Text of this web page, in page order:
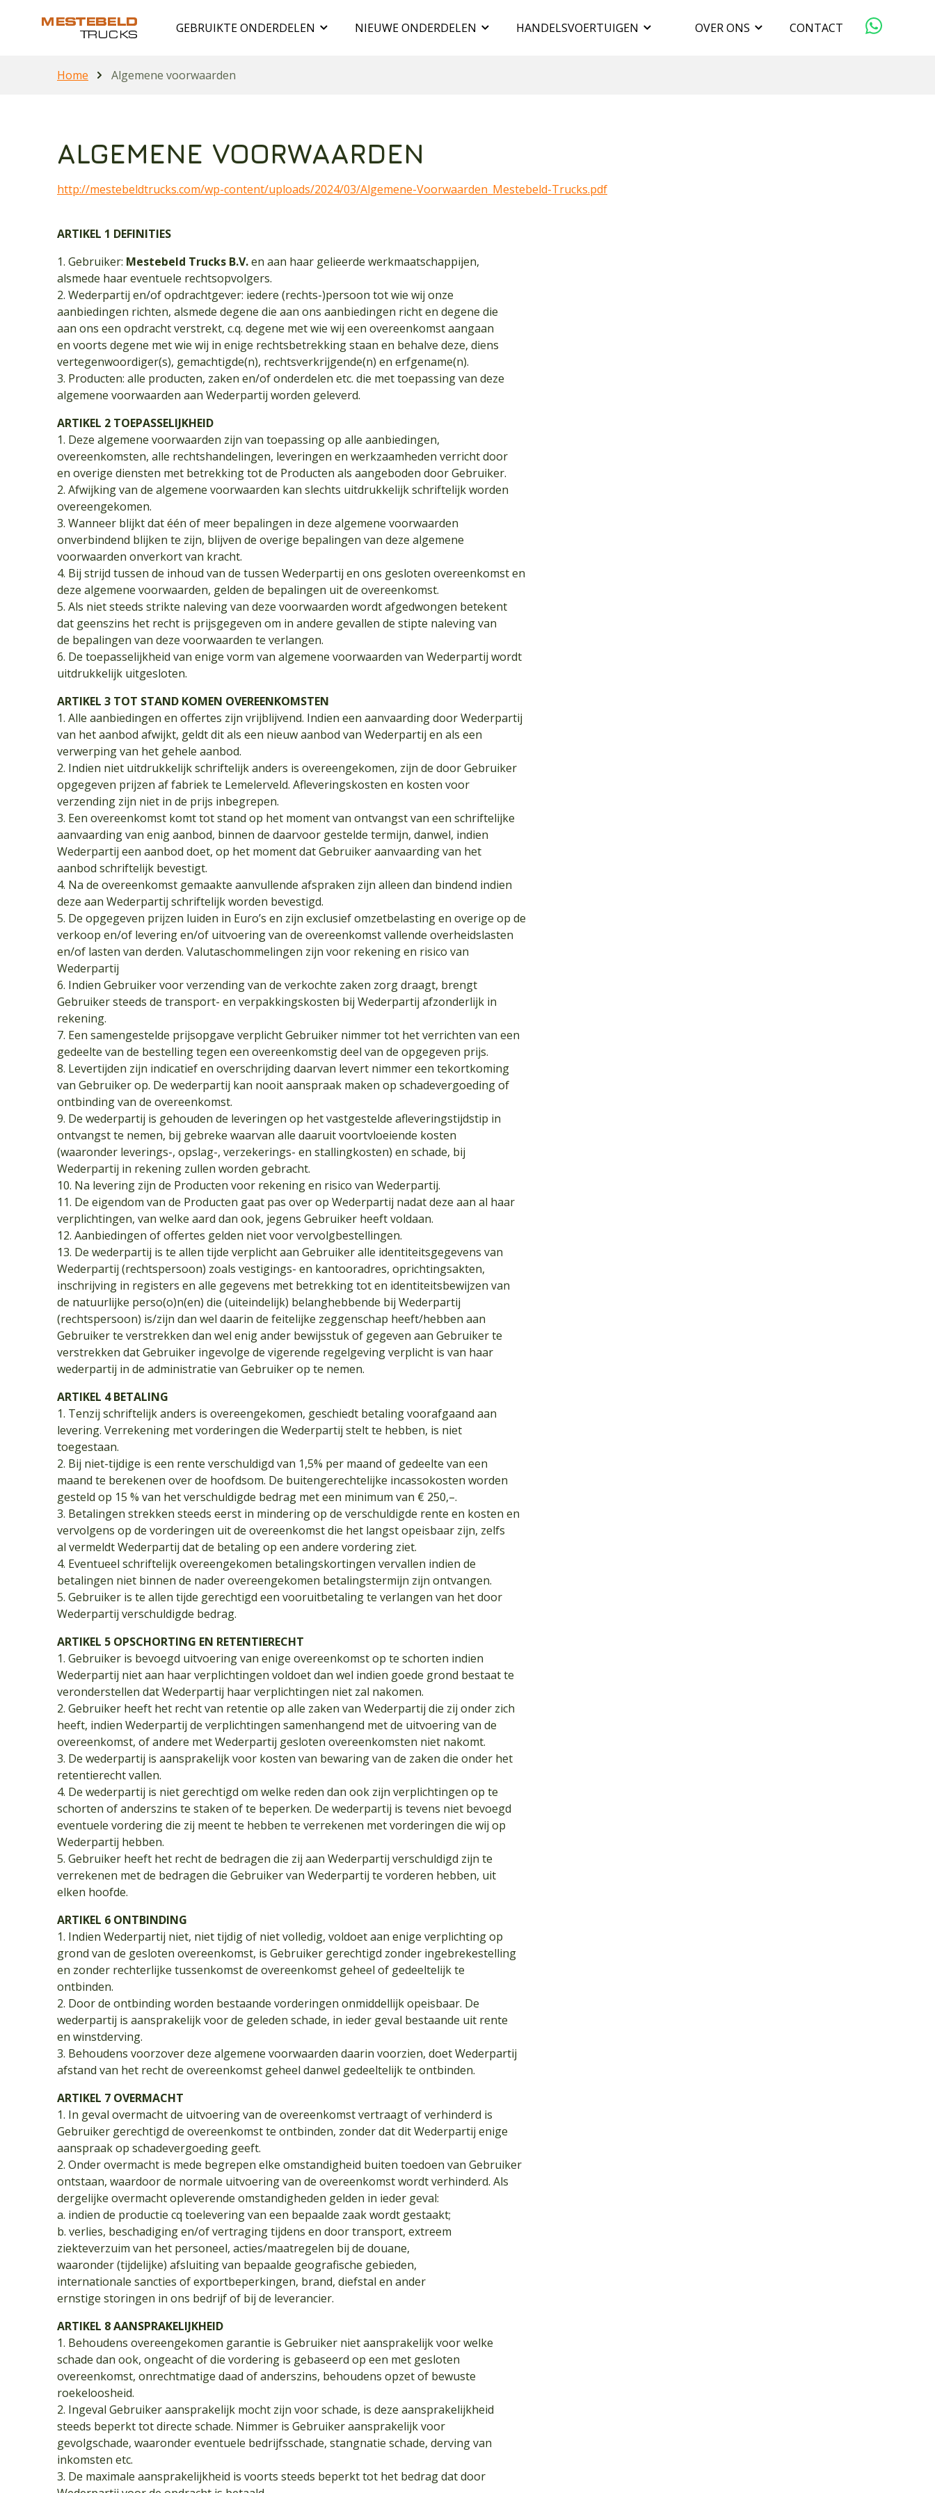
GEBRUIKTE ONDERDELEN NIEUWE ONDERDELEN HANDELSVOERTUIGEN OVER ONS CONTACT
Home Algemene voorwaarden
ALGEMENE VOORWAARDEN
http://mestebeldtrucks.com/wp-content/uploads/2024/03/Algemene-Voorwaarden_Mestebeld-Trucks.pdf
ARTIKEL 1 DEFINITIES
1. Gebruiker: Mestebeld Trucks B.V.en aan haar gelieerde werkmaatschappijen,
alsmede haar eventuele rechtsopvolgers.
2. Wederpartij en/of opdrachtgever: iedere (rechts-)persoon tot wie wij onze
aanbiedingen richten, alsmede degene die aan ons aanbiedingen richt en degene die
aan ons een opdracht verstrekt, c.q. degene met wie wij een overeenkomst aangaan
en voorts degene met wie wij in enige rechtsbetrekking staan en behalve deze, diens
vertegenwoordiger(s), gemachtigde(n), rechtsverkrijgende(n) en erfgename(n).
3. Producten: alle producten, zaken en/of onderdelen etc. die met toepassing van deze
algemene voorwaarden aan Wederpartij worden geleverd.
ARTIKEL 2 TOEPASSELIJKHEID
1. Deze algemene voorwaarden zijn van toepassing op alle aanbiedingen,
overeenkomsten, alle rechtshandelingen, leveringen en werkzaamheden verricht door
en overige diensten met betrekking tot de Producten als aangeboden door Gebruiker.
2. Afwijking van de algemene voorwaarden kan slechts uitdrukkelijk schriftelijk worden
overeengekomen.
3. Wanneer blijkt dat één of meer bepalingen in deze algemene voorwaarden
onverbindend blijken te zijn, blijven de overige bepalingen van deze algemene
voorwaarden onverkort van kracht.
4. Bij strijd tussen de inhoud van de tussen Wederpartij en ons gesloten overeenkomst en
deze algemene voorwaarden, gelden de bepalingen uit de overeenkomst.
5. Als niet steeds strikte naleving van deze voorwaarden wordt afgedwongen betekent
dat geenszins het recht is prijsgegeven om in andere gevallen de stipte naleving van
de bepalingen van deze voorwaarden te verlangen.
6. De toepasselijkheid van enige vorm van algemene voorwaarden van Wederpartij wordt
uitdrukkelijk uitgesloten.
ARTIKEL 3 TOT STAND KOMEN OVEREENKOMSTEN
1. Alle aanbiedingen en offertes zijn vrijblijvend. Indien een aanvaarding door Wederpartij
van het aanbod afwijkt, geldt dit als een nieuw aanbod van Wederpartij en als een
verwerping van het gehele aanbod.
2. Indien niet uitdrukkelijk schriftelijk anders is overeengekomen, zijn de door Gebruiker
opgegeven prijzen af fabriek te Lemelerveld. Afleveringskosten en kosten voor
verzending zijn niet in de prijs inbegrepen.
3. Een overeenkomst komt tot stand op het moment van ontvangst van een schriftelijke
aanvaarding van enig aanbod, binnen de daarvoor gestelde termijn, danwel, indien
Wederpartij een aanbod doet, op het moment dat Gebruiker aanvaarding van het
aanbod schriftelijk bevestigt.
4. Na de overeenkomst gemaakte aanvullende afspraken zijn alleen dan bindend indien
deze aan Wederpartij schriftelijk worden bevestigd.
5. De opgegeven prijzen luiden in Euro’s en zijn exclusief omzetbelasting en overige op de
verkoop en/of levering en/of uitvoering van de overeenkomst vallende overheidslasten
en/of lasten van derden. Valutaschommelingen zijn voor rekening en risico van
Wederpartij
6. Indien Gebruiker voor verzending van de verkochte zaken zorg draagt, brengt
Gebruiker steeds de transport- en verpakkingskosten bij Wederpartij afzonderlijk in
rekening.
7. Een samengestelde prijsopgave verplicht Gebruiker nimmer tot het verrichten van een
gedeelte van de bestelling tegen een overeenkomstig deel van de opgegeven prijs.
8. Levertijden zijn indicatief en overschrijding daarvan levert nimmer een tekortkoming
van Gebruiker op. De wederpartij kan nooit aanspraak maken op schadevergoeding of
ontbinding van de overeenkomst.
9. De wederpartij is gehouden de leveringen op het vastgestelde afleveringstijdstip in
ontvangst te nemen, bij gebreke waarvan alle daaruit voortvloeiende kosten
(waaronder leverings-, opslag-, verzekerings- en stallingkosten) en schade, bij
Wederpartij in rekening zullen worden gebracht.
10. Na levering zijn de Producten voor rekening en risico van Wederpartij.
11. De eigendom van de Producten gaat pas over op Wederpartij nadat deze aan al haar
verplichtingen, van welke aard dan ook, jegens Gebruiker heeft voldaan.
12. Aanbiedingen of offertes gelden niet voor vervolgbestellingen.
13. De wederpartij is te allen tijde verplicht aan Gebruiker alle identiteitsgegevens van
Wederpartij (rechtspersoon) zoals vestigings- en kantooradres, oprichtingsakten,
inschrijving in registers en alle gegevens met betrekking tot en identiteitsbewijzen van
de natuurlijke perso(o)n(en) die (uiteindelijk) belanghebbende bij Wederpartij
(rechtspersoon) is/zijn dan wel daarin de feitelijke zeggenschap heeft/hebben aan
Gebruiker te verstrekken dan wel enig ander bewijsstuk of gegeven aan Gebruiker te
verstrekken dat Gebruiker ingevolge de vigerende regelgeving verplicht is van haar
wederpartij in de administratie van Gebruiker op te nemen.
ARTIKEL 4 BETALING
1. Tenzij schriftelijk anders is overeengekomen, geschiedt betaling voorafgaand aan
levering. Verrekening met vorderingen die Wederpartij stelt te hebben, is niet
toegestaan.
2. Bij niet-tijdige is een rente verschuldigd van 1,5% per maand of gedeelte van een
maand te berekenen over de hoofdsom. De buitengerechtelijke incassokosten worden
gesteld op 15 % van het verschuldigde bedrag met een minimum van € 250,–.
3. Betalingen strekken steeds eerst in mindering op de verschuldigde rente en kosten en
vervolgens op de vorderingen uit de overeenkomst die het langst opeisbaar zijn, zelfs
al vermeldt Wederpartij dat de betaling op een andere vordering ziet.
4. Eventueel schriftelijk overeengekomen betalingskortingen vervallen indien de
betalingen niet binnen de nader overeengekomen betalingstermijn zijn ontvangen.
5. Gebruiker is te allen tijde gerechtigd een vooruitbetaling te verlangen van het door
Wederpartij verschuldigde bedrag.
ARTIKEL 5 OPSCHORTING EN RETENTIERECHT
1. Gebruiker is bevoegd uitvoering van enige overeenkomst op te schorten indien
Wederpartij niet aan haar verplichtingen voldoet dan wel indien goede grond bestaat te
veronderstellen dat Wederpartij haar verplichtingen niet zal nakomen.
2. Gebruiker heeft het recht van retentie op alle zaken van Wederpartij die zij onder zich
heeft, indien Wederpartij de verplichtingen samenhangend met de uitvoering van de
overeenkomst, of andere met Wederpartij gesloten overeenkomsten niet nakomt.
3. De wederpartij is aansprakelijk voor kosten van bewaring van de zaken die onder het
retentierecht vallen.
4. De wederpartij is niet gerechtigd om welke reden dan ook zijn verplichtingen op te
schorten of anderszins te staken of te beperken. De wederpartij is tevens niet bevoegd
eventuele vordering die zij meent te hebben te verrekenen met vorderingen die wij op
Wederpartij hebben.
5. Gebruiker heeft het recht de bedragen die zij aan Wederpartij verschuldigd zijn te
verrekenen met de bedragen die Gebruiker van Wederpartij te vorderen hebben, uit
elken hoofde.
ARTIKEL 6 ONTBINDING
1. Indien Wederpartij niet, niet tijdig of niet volledig, voldoet aan enige verplichting op
grond van de gesloten overeenkomst, is Gebruiker gerechtigd zonder ingebrekestelling
en zonder rechterlijke tussenkomst de overeenkomst geheel of gedeeltelijk te
ontbinden.
2. Door de ontbinding worden bestaande vorderingen onmiddellijk opeisbaar. De
wederpartij is aansprakelijk voor de geleden schade, in ieder geval bestaande uit rente
en winstderving.
3. Behoudens voorzover deze algemene voorwaarden daarin voorzien, doet Wederpartij
afstand van het recht de overeenkomst geheel danwel gedeeltelijk te ontbinden.
ARTIKEL 7 OVERMACHT
1. In geval overmacht de uitvoering van de overeenkomst vertraagt of verhinderd is
Gebruiker gerechtigd de overeenkomst te ontbinden, zonder dat dit Wederpartij enige
aanspraak op schadevergoeding geeft.
2. Onder overmacht is mede begrepen elke omstandigheid buiten toedoen van Gebruiker
ontstaan, waardoor de normale uitvoering van de overeenkomst wordt verhinderd. Als
dergelijke overmacht opleverende omstandigheden gelden in ieder geval:
a. indien de productie cq toelevering van een bepaalde zaak wordt gestaakt;
b. verlies, beschadiging en/of vertraging tijdens en door transport, extreem
ziekteverzuim van het personeel, acties/maatregelen bij de douane,
waaronder (tijdelijke) afsluiting van bepaalde geografische gebieden,
internationale sancties of exportbeperkingen, brand, diefstal en ander
ernstige storingen in ons bedrijf of bij de leverancier.
ARTIKEL 8 AANSPRAKELIJKHEID
1. Behoudens overeengekomen garantie is Gebruiker niet aansprakelijk voor welke
schade dan ook, ongeacht of die vordering is gebaseerd op een met gesloten
overeenkomst, onrechtmatige daad of anderszins, behoudens opzet of bewuste
roekeloosheid.
2. Ingeval Gebruiker aansprakelijk mocht zijn voor schade, is deze aansprakelijkheid
steeds beperkt tot directe schade. Nimmer is Gebruiker aansprakelijk voor
gevolgschade, waaronder eventuele bedrijfsschade, stangnatie schade, derving van
inkomsten etc.
3. De maximale aansprakelijkheid is voorts steeds beperkt tot het bedrag dat door